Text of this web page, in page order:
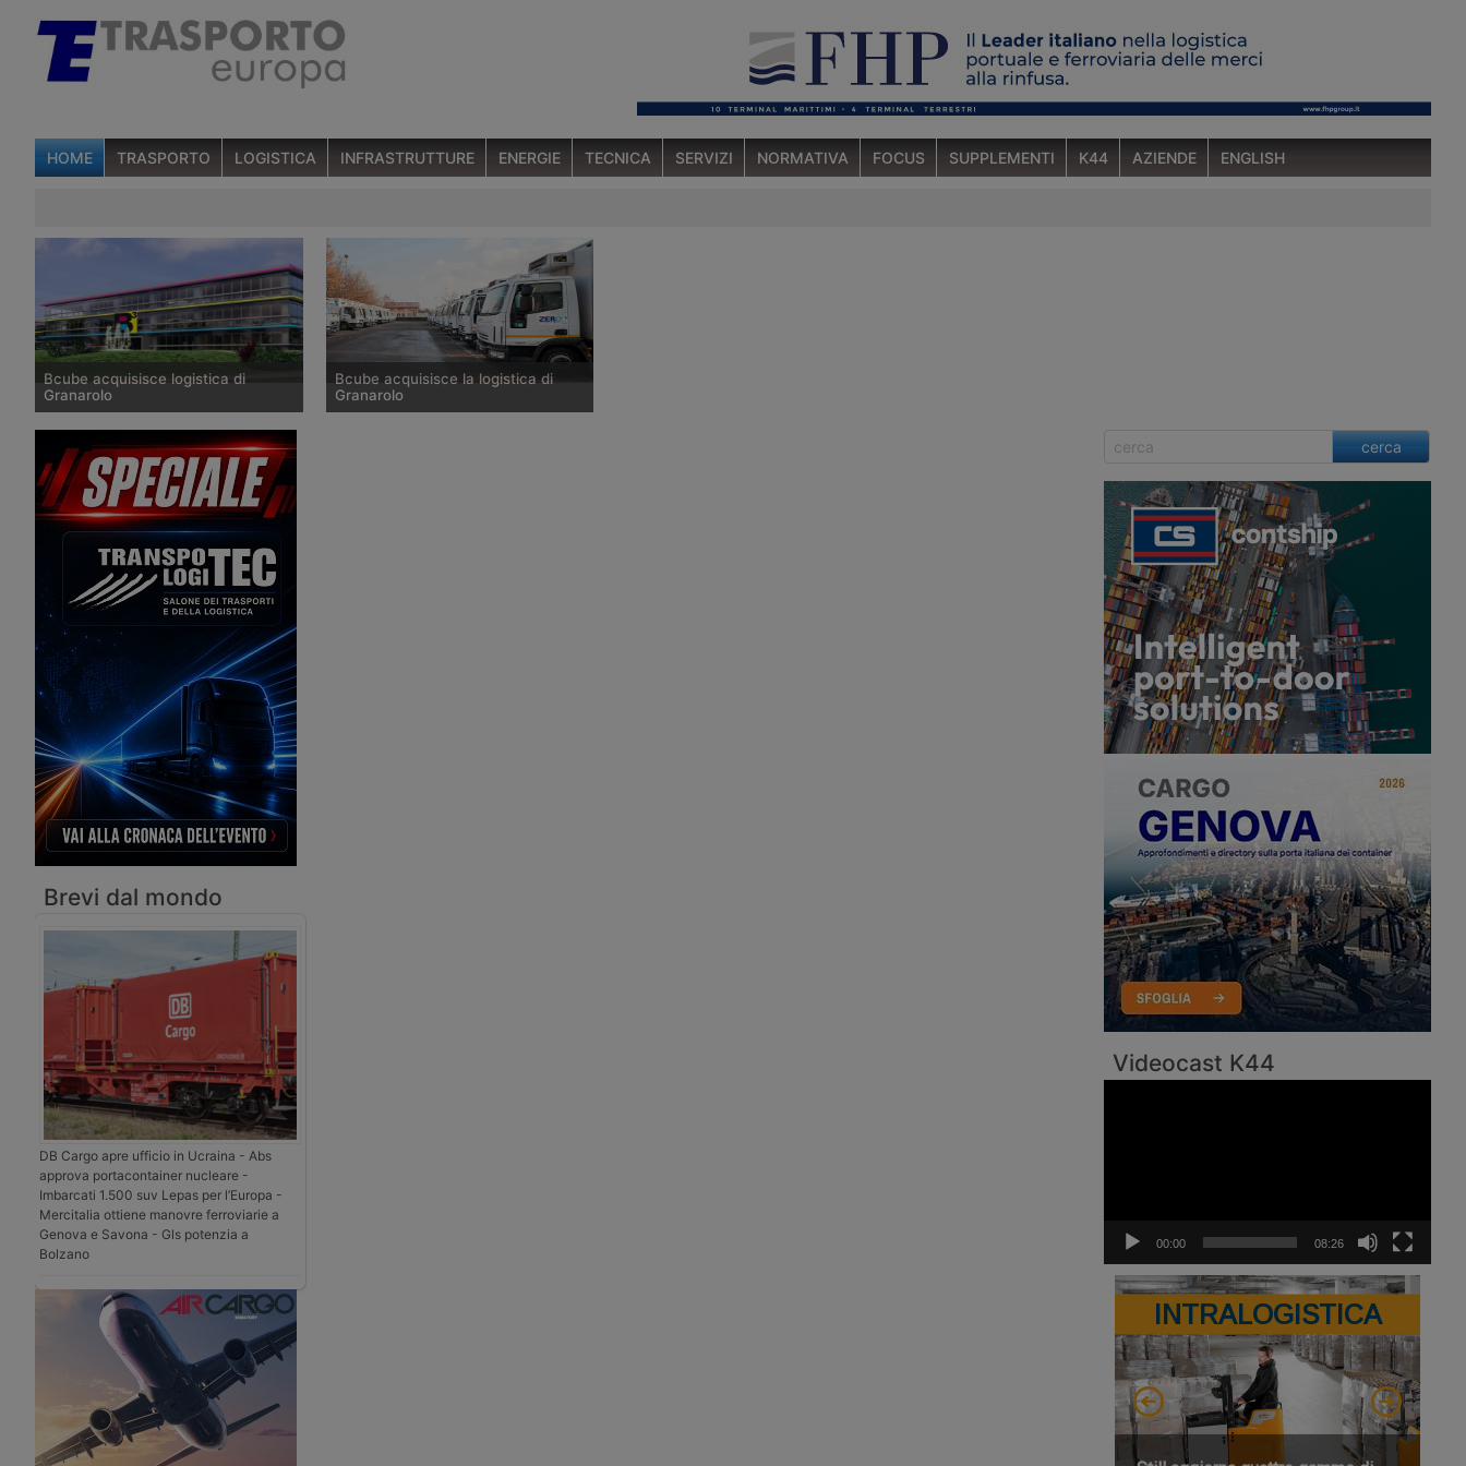
HOME TRASPORTO LOGISTICA INFRASTRUTTURE ENERGIE TECNICA SERVIZI NORMATIVA FOCUS SUPPLEMENTI K44 AZIENDE ENGLISH
Bcube acquisisce logistica di
Granarolo
La società ha acquisto dal produttore
di latte la maggioranza di
Zeroquattro Logistica, specializzata
nella movimentazione e trasporto di
prodotti agro-alimentari a
temperatura controllata, mentre sia
potenziando anche le attività nelle
spedizioni aeree.
Bcube acquisisce la logistica di
Granarolo
Brevi dal mondo
DB Cargo apre ufficio in Ucraina - Abs
approva portacontainer nucleare -
Imbarcati 1.500 suv Lepas per l’Europa -
Mercitalia ottiene manovre ferroviarie a
Genova e Savona - Gls potenzia a
Bolzano
cerca
Videocast K44
00:00 08:26
INTRALOGISTICA